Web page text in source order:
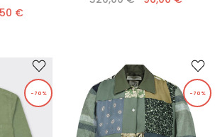
€
-70% -70%